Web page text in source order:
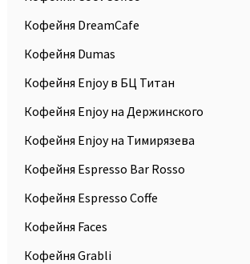
Кофейня DreamCafe
Кофейня Dumas
Кофейня Enjoy в БЦ Титан
Кофейня Enjoy на Держинского
Кофейня Enjoy на Тимирязева
Кофейня Espresso Bar Rosso
Кофейня Espresso Coffe
Кофейня Faces
Кофейня Grabli